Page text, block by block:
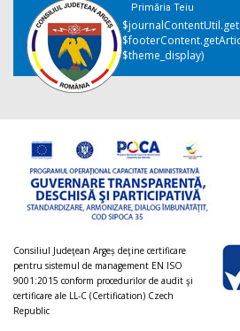
Primăria Teiu
$theme_display)
Consiliul Judeţean Argeș deţine certificare
pentru sistemul de management EN ISO
9001:2015 conform procedurilor de audit şi
certificare ale LL-C (Certification) Czech
Republic